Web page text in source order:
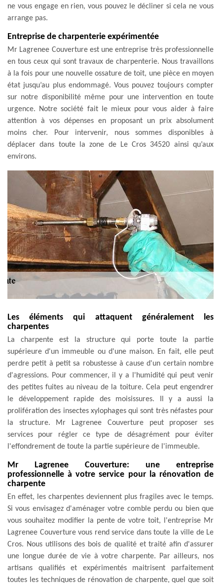
ne vous engage en rien, vous pouvez le décliner si cela ne vous
arrange pas.
Entreprise de charpenterie expérimentée
Mr Lagrenee Couverture est une entreprise très professionnelle
en tous ceux qui sont travaux de charpenterie. Nous travaillons
à la fois pour une nouvelle ossature de toit, une pièce en moyen
état jusqu’au plus endommagé. Vous pouvez toujours compter
sur notre disponibilité même pour une intervention en toute
urgence. Notre société fait le mieux pour vous aider à faire
attention à vos dépenses en proposant un prix absolument
moins cher. Pour intervenir, nous sommes disponibles à
déplacer dans toute la zone de Le Cros 34520 ainsi qu’aux
environs.
Les éléments qui attaquent généralement les
charpentes
La charpente est la structure qui porte toute la partie
supérieure d'un immeuble ou d'une maison. En fait, elle peut
perdre petit à petit sa robustesse à cause d'un certain nombre
d'agressions. Pour commencer, il y a l'humidité qui peut venir
des petites fuites au niveau de la toiture. Cela peut engendrer
le développement rapide des moisissures. Il y a aussi la
prolifération des insectes xylophages qui sont très néfastes pour
la structure. Mr Lagrenee Couverture peut proposer ses
services pour régler ce type de désagrément pour éviter
l'effondrement de toute la partie supérieure de l'immeuble.
Mr Lagrenee Couverture: une entreprise
professionnelle à votre service pour la rénovation de
charpente
En effet, les charpentes deviennent plus fragiles avec le temps.
Si vous envisagez d'aménager votre comble perdu ou bien que
vous souhaitez modifier la pente de votre toit, l'entreprise Mr
Lagrenee Couverture vous rend service dans toute la ville de Le
Cros. Nous utilisons des bois de qualité et traité afin d'assurer
une longue durée de vie à votre charpente. Par ailleurs, nos
artisans qualifiés et expérimentés maitrisent parfaitement
toutes les techniques de rénovation de charpente, quel que soit